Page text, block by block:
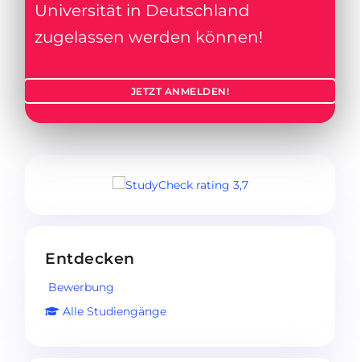
Universität in Deutschland
zugelassen werden können!
JETZT ANMELDEN!
Entdecken
Bewerbung
Alle Studiengänge